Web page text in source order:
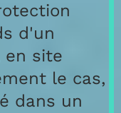
d'un
en site
le cas,
dans un